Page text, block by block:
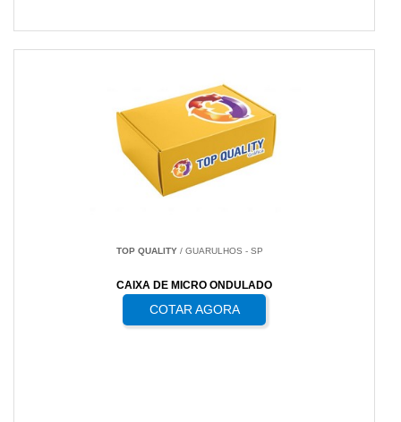
TOP QUALITY/ GUARULHOS - SP
CAIXA DE MICRO ONDULADO
COTAR AGORA